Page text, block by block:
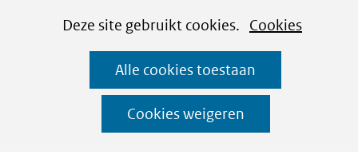
CookiesDeze site gebruikt cookies. Cookies
Alle cookies toestaan
Cookies weigeren
Ga
naar
de
inhoud